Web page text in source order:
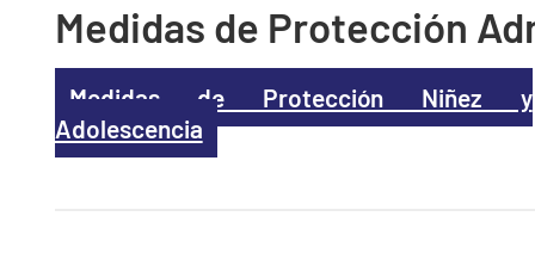
Medidas de Protección
Medidas de Protección Niñez y
Adolescencia